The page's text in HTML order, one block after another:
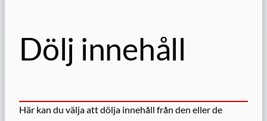
Dölj innehåll
Här kan du välja att dölja innehåll från den eller de